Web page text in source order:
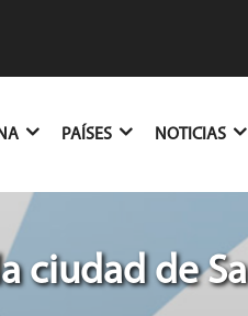
PAÍSES NOTICIAS
ciudad de